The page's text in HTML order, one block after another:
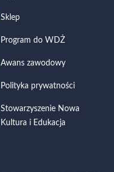
Sklep
Program do WDŻ
Awans zawodowy
Polityka prywatności
Stowarzyszenie Nowa
Kultura i Edukacja